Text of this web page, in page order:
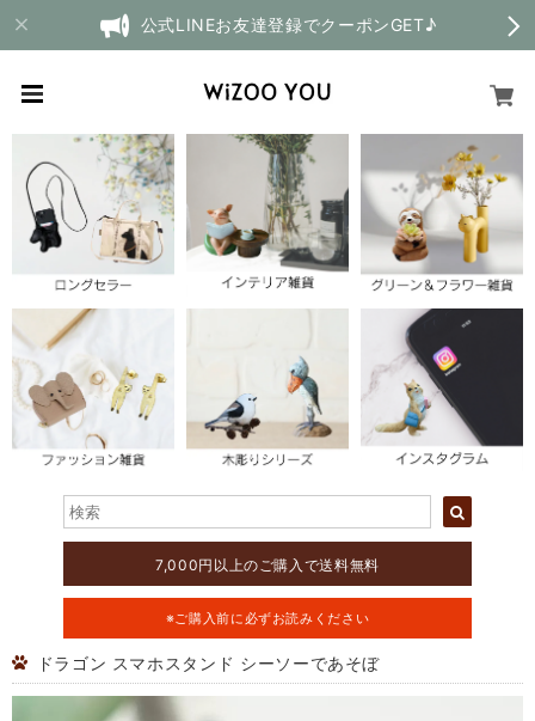
公式LINEお友達登録でクーポンGET♪
7,000円以上のご購入で送料無料
※ご購入前に必ずお読みください
ドラゴン スマホスタンド シーソーであそぼ